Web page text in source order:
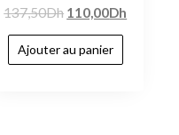
137,50Dh 110,00Dh
Ajouter au panier